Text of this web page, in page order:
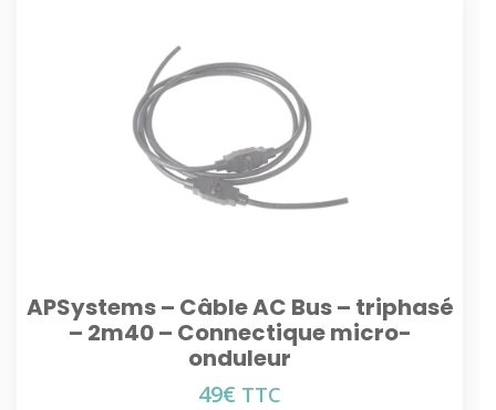
APSystems – Câble AC Bus – triphasé
– 2m40 – Connectique micro-
onduleur
49€ TTC